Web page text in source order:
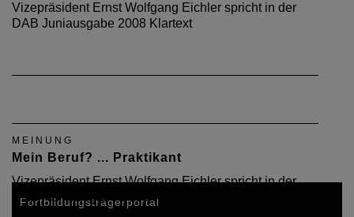
Vizepräsident Ernst Wolfgang Eichler spricht in der
DAB Juniausgabe 2008 Klartext
MEINUNG
Mein Beruf? ... Praktikant
Vizepräsident Ernst Wolfgang Eichler spricht in der
DAB-Aprilausgabe 2008 Klartext.
Fortbildungsträgerportal